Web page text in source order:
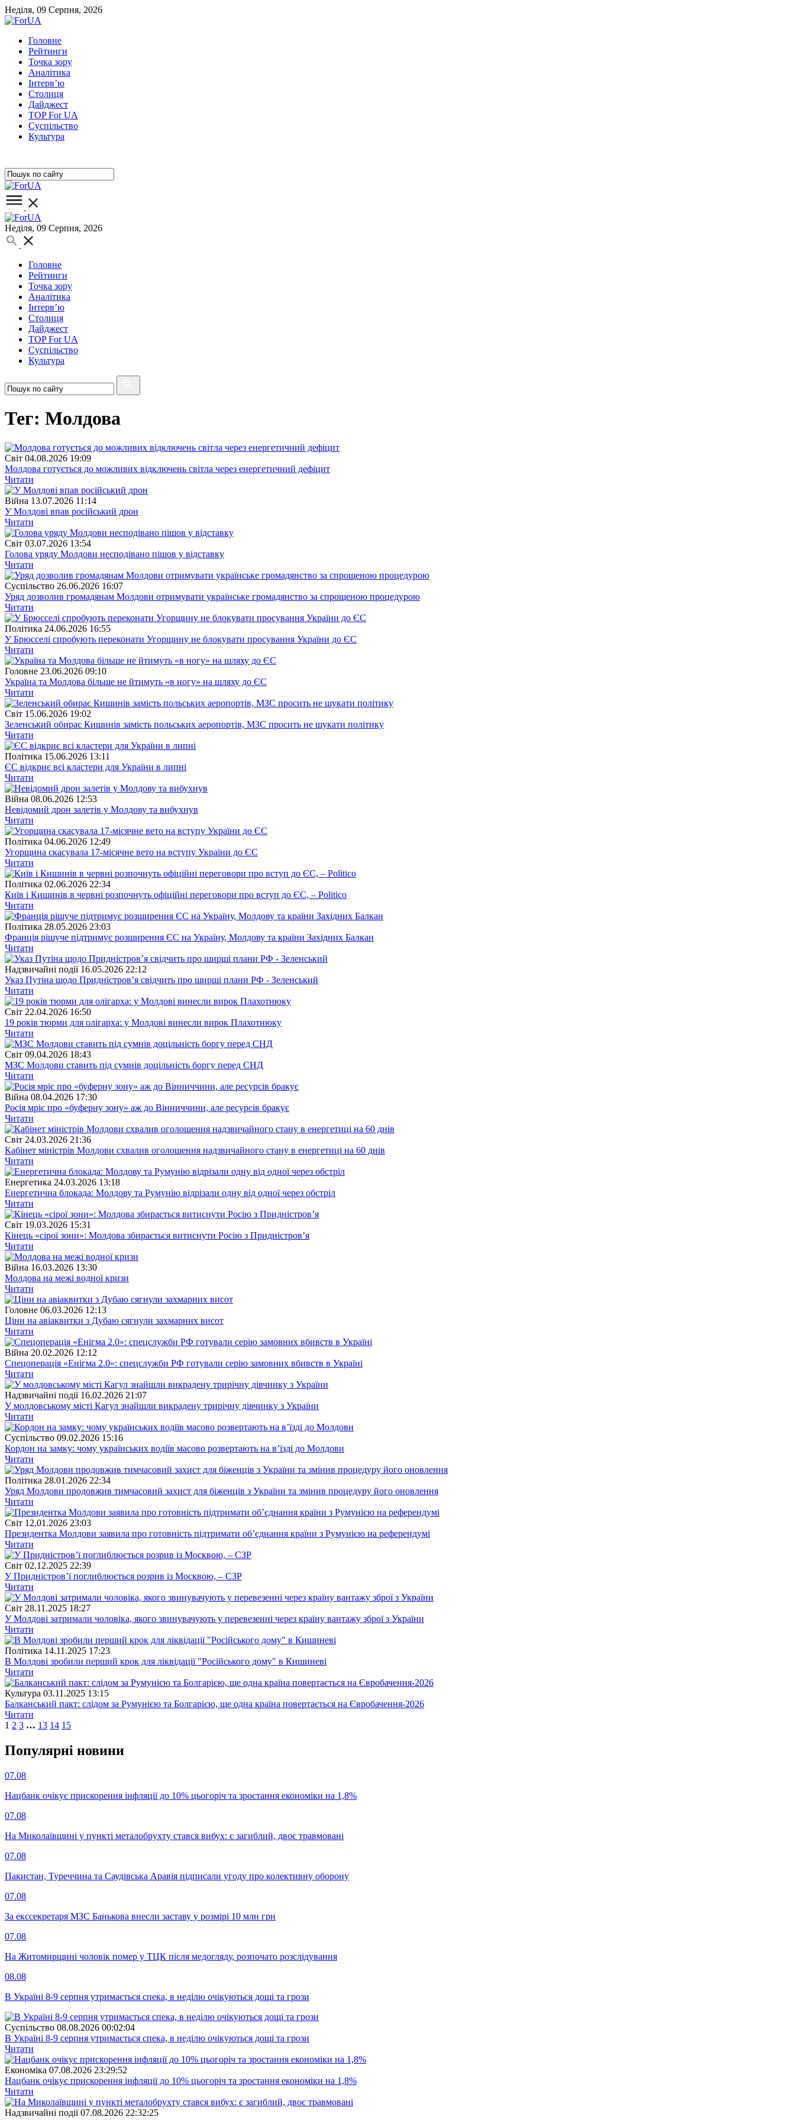
Неділя, 09 Серпня, 2026
Головне
Рейтинги
Точка зору
Аналітика
Інтерв’ю
Столиця
Дайджест
TOP For UA
Суспiльство
Культура
Неділя, 09 Серпня, 2026
Головне
Рейтинги
Точка зору
Аналітика
Інтерв’ю
Столиця
Дайджест
TOP For UA
Суспiльство
Культура
Тег: Молдова
Свiт 04.08.2026 19:09
Молдова готується до можливих відключень світла через енергетичний дефіцит
Читати
Війна 13.07.2026 11:14
У Молдові впав російський дрон
Читати
Свiт 03.07.2026 13:54
Голова уряду Молдови несподівано пішов у відставку
Читати
Суспiльство 26.06.2026 16:07
Уряд дозволив громадянам Молдови отримувати українське громадянство за спрощеною процедурою
Читати
Полiтика 24.06.2026 16:55
У Брюсселі спробують переконати Угорщину не блокувати просування України до ЄС
Читати
Головне 23.06.2026 09:10
Україна та Молдова більше не йтимуть «в ногу» на шляху до ЄС
Читати
Свiт 15.06.2026 19:02
Зеленський обирає Кишинів замість польських аеропортів, МЗС просить не шукати політику
Читати
Полiтика 15.06.2026 13:11
ЄС відкриє всі кластери для України в липні
Читати
Війна 08.06.2026 12:53
Невідомий дрон залетів у Молдову та вибухнув
Читати
Полiтика 04.06.2026 12:49
Угорщина скасувала 17-місячне вето на вступу України до ЄС
Читати
Полiтика 02.06.2026 22:34
Київ і Кишинів в червні розпочнуть офіційні переговори про вступ до ЄС, – Politico
Читати
Полiтика 28.05.2026 23:03
Франція рішуче підтримує розширення ЄС на Україну, Молдову та країни Західних Балкан
Читати
Надзвичайні події 16.05.2026 22:12
Указ Путіна щодо Придністров’я свідчить про ширші плани РФ - Зеленський
Читати
Свiт 22.04.2026 16:50
19 років тюрми для олігарха: у Молдові винесли вирок Плахотнюку
Читати
Свiт 09.04.2026 18:43
МЗС Молдови ставить під сумнів доцільність боргу перед СНД
Читати
Війна 08.04.2026 17:30
Росія мріє про «буферну зону» аж до Вінниччини, але ресурсів бракує
Читати
Свiт 24.03.2026 21:36
Кабінет міністрів Молдови схвалив оголошення надзвичайного стану в енергетиці на 60 днів
Читати
Енергетика 24.03.2026 13:18
Енергетична блокада: Молдову та Румунію відрізали одну від одної через обстріл
Читати
Свiт 19.03.2026 15:31
Кінець «сірої зони»: Молдова збирається витиснути Росію з Придністров’я
Читати
Війна 16.03.2026 13:30
Молдова на межі водної кризи
Читати
Головне 06.03.2026 12:13
Ціни на авіаквитки з Дубаю сягнули захмарних висот
Читати
Війна 20.02.2026 12:12
Спецоперація «Енігма 2.0»: спецслужби РФ готували серію замовних вбивств в Україні
Читати
Надзвичайні події 16.02.2026 21:07
У молдовському місті Кагул знайшли викрадену трирічну дівчинку з України
Читати
Суспiльство 09.02.2026 15:16
Кордон на замку: чому українських водіїв масово розвертають на в’їзді до Молдови
Читати
Полiтика 28.01.2026 22:34
Уряд Молдови продовжив тимчасовий захист для біженців з України та змінив процедуру його оновлення
Читати
Свiт 12.01.2026 23:03
Президентка Молдови заявила про готовність підтримати об’єднання країни з Румунією на референдумі
Читати
Свiт 02.12.2025 22:39
У Придністров’ї поглиблюється розрив із Москвою, – СЗР
Читати
Свiт 28.11.2025 18:27
У Молдові затримали чоловіка, якого звинувачують у перевезенні через країну вантажу зброї з України
Читати
Полiтика 14.11.2025 17:23
В Молдові зробили перший крок для ліквідації "Російського дому" в Кишиневі
Читати
Культура 03.11.2025 13:15
Балканський пакт: слідом за Румунією та Болгарією, ще одна країна повертається на Євробачення-2026
Читати
1 2 3 … 13 14 15
Популярнi новини
07.08
Нацбанк очікує прискорення інфляції до 10% цьогоріч та зростання економіки на 1,8%
07.08
На Миколаївщині у пункті металобрухту стався вибух: є загиблий, двоє травмовані
07.08
Пакистан, Туреччина та Саудівська Аравія підписали угоду про колективну оборону
07.08
За екссекретаря МЗС Банькова внесли заставу у розмірі 10 млн грн
07.08
На Житомирщині чоловік помер у ТЦК після медогляду, розпочато розслідування
08.08
В Україні 8-9 серпня утримається спека, в неділю очікуються дощі та грози
Суспiльство 08.08.2026 00:02:04
В Україні 8-9 серпня утримається спека, в неділю очікуються дощі та грози
Читати
Економіка 07.08.2026 23:29:52
Нацбанк очікує прискорення інфляції до 10% цьогоріч та зростання економіки на 1,8%
Читати
Надзвичайні події 07.08.2026 22:32:25